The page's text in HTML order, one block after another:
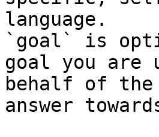
language.
`goal` is
goal you are
behalf of
answer